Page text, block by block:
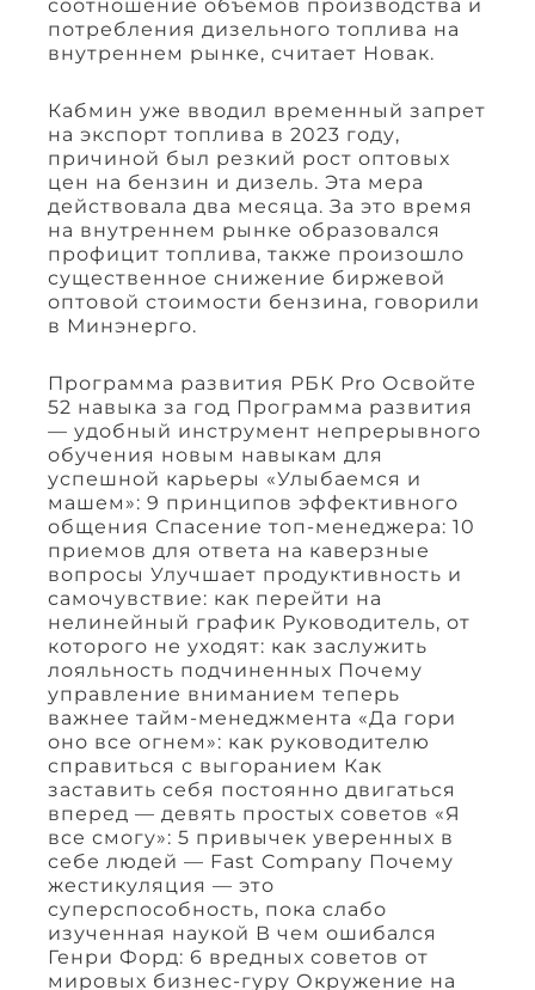
соотношение объемов производства и
потребления дизельного топлива на
внутреннем рынке, считает Новак.
Кабмин уже вводил временный запрет
на экспорт топлива в 2023 году,
причиной был резкий рост оптовых
цен на бензин и дизель. Эта мера
действовала два месяца. За это время
на внутреннем рынке образовался
профицит топлива, также произошло
существенное снижение биржевой
оптовой стоимости бензина, говорили
в Минэнерго.
Программа развития РБК Pro Освойте
52 навыка за год Программа развития
— удобный инструмент непрерывного
обучения новым навыкам для
успешной карьеры «Улыбаемся и
машем»: 9 принципов эффективного
общения Спасение топ-менеджера: 10
приемов для ответа на каверзные
вопросы Улучшает продуктивность и
самочувствие: как перейти на
нелинейный график Руководитель, от
которого не уходят: как заслужить
лояльность подчиненных Почему
управление вниманием теперь
важнее тайм-менеджмента «Да гори
оно все огнем»: как руководителю
справиться с выгоранием Как
заставить себя постоянно двигаться
вперед — девять простых советов «Я
все смогу»: 5 привычек уверенных в
себе людей — Fast Company Почему
жестикуляция — это
суперспособность, пока слабо
изученная наукой В чем ошибался
Генри Форд: 6 вредных советов от
мировых бизнес-гуру Окружение на